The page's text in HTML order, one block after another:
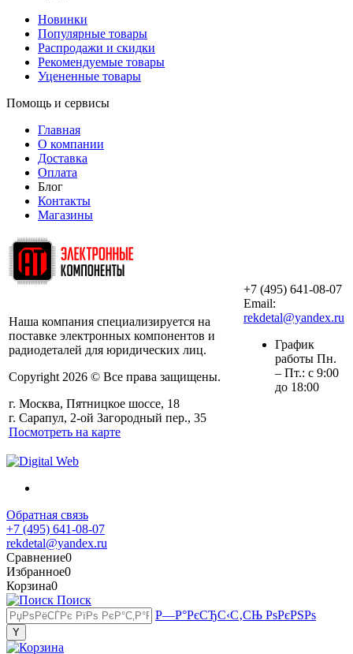
Новинки
Популярные товары
Распродажи и скидки
Рекомендуемые товары
Уцененные товары
Помощь и сервисы
Главная
О компании
Доставка
Оплата
Блог
Контакты
Магазины
Наша компания специализируется на
поставке электронных компонентов и
радиодеталей для юридических лиц.
Copyright 2026 © Все права защищены.
г. Москва, Пятницкое шоссе, 18
г. Сарапул, 2-ой Загородный пер., 35
Посмотреть на карте
+7 (495) 641-08-07
Email:
rekdetal@yandex.ru
График
работы Пн.
– Пт.: с 9:00
до 18:00
Обратная связь
+7 (495) 641-08-07
rekdetal@yandex.ru
Сравнение0
Избранное0
Корзина0
Поиск
Р—Р°РєСЂС‹С‚СЊ РѕРєРЅРѕ